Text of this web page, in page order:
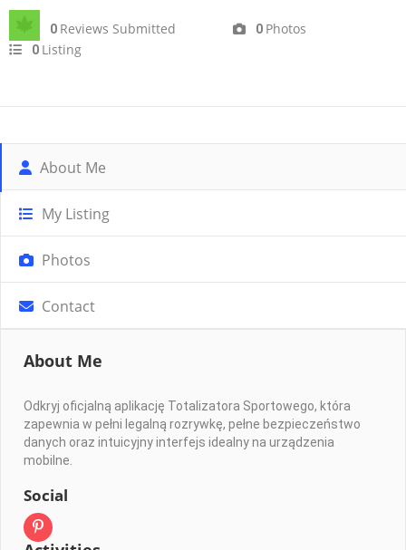
0 Reviews Submitted 0 Photos
0 Listing
About Me
My Listing
Photos
Contact
About Me
Odkryj oficjalną aplikację Totalizatora Sportowego, która
zapewnia w pełni legalną rozrywkę, pełne bezpieczeństwo
danych oraz intuicyjny interfejs idealny na urządzenia
mobilne.
Social